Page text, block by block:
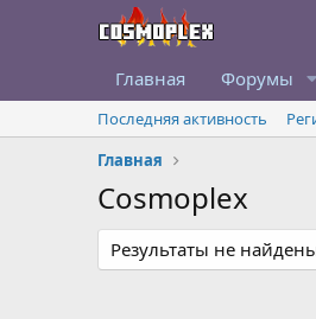
Главная Форумы
Последняя активность
Главная
Cosmoplex
Результаты не